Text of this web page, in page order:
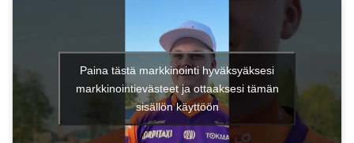
Paina tästä markkinointi hyväksyäksesi
markkinointievästeet ja ottaaksesi tämän
sisällön käyttöön